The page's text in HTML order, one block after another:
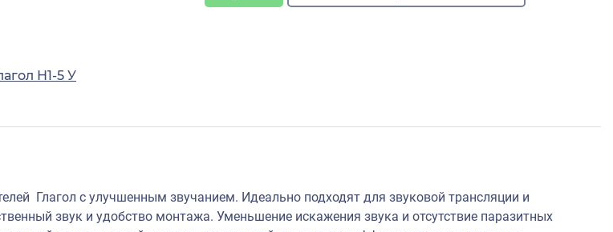
Н1-5 У
Глагол с улучшенным звучанием. Идеально подходят для звуковой трансляции и
звук и удобство монтажа. Уменьшение искажения звука и отсутствие паразитных